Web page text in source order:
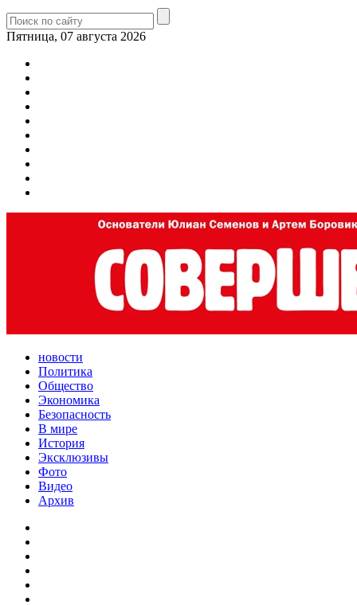
Пятница, 07 августа 2026
новости
Политика
Общество
Экономика
Безопасность
В мире
История
Эксклюзивы
Фото
Видео
Архив